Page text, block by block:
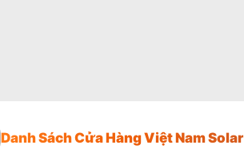
Danh Sách Cửa Hàng Việt Nam Solar